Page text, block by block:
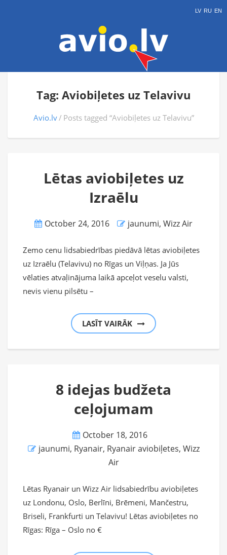
LV RU EN
Tag: Aviobiļetes uz Telavivu
Avio.lv Posts tagged “Aviobiļetes uz Telavivu”
Lētas aviobiļetes uz
Izraēlu
October 24, 2016 jaunumi, Wizz Air
Zemo cenu lidsabiedrības piedāvā lētas aviobiļetes
uz Izraēlu (Telavivu) no Rīgas un Viļņas. Ja Jūs
vēlaties atvaļinājuma laikā apceļot veselu valsti,
nevis vienu pilsētu –
LASĪT VAIRĀK
8 idejas budžeta
ceļojumam
October 18, 2016
jaunumi, Ryanair, Ryanair aviobiļetes, Wizz
Air
Lētas Ryanair un Wizz Air lidsabiedrību aviobiļetes
uz Londonu, Oslo, Berlīni, Brēmeni, Mančestru,
Briseli, Frankfurti un Telavivu! Lētas aviobiļetes no
Rīgas: Rīga – Oslo no €